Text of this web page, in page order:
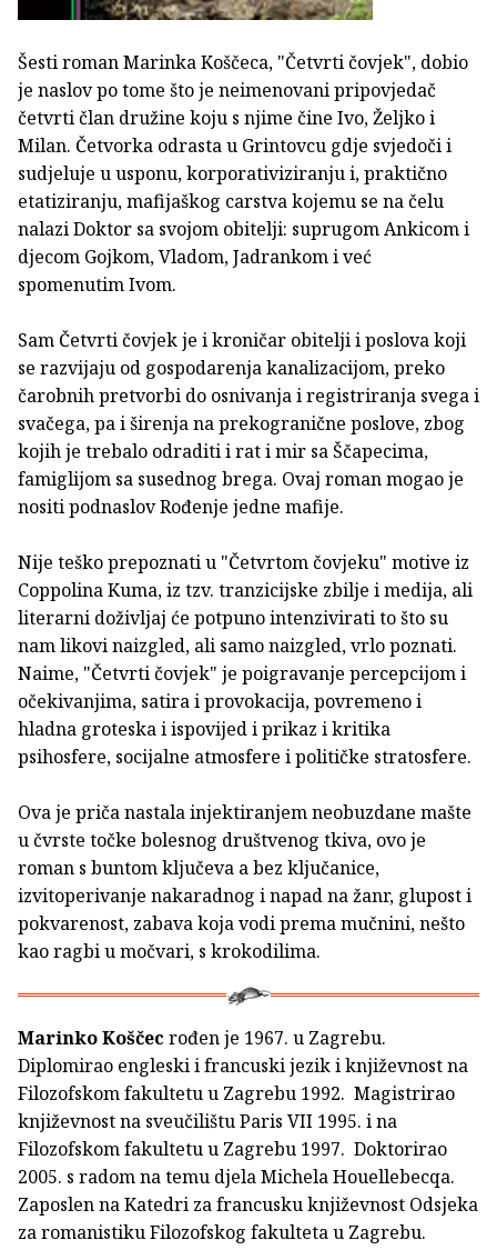
Šesti roman Marinka Koščeca, "Četvrti čovjek", dobio
je naslov po tome što je neimenovani pripovjedač
četvrti član družine koju s njime čine Ivo, Željko i
Milan. Četvorka odrasta u Grintovcu gdje svjedoči i
sudjeluje u usponu, korporativiziranju i, praktično
etatiziranju, mafijaškog carstva kojemu se na čelu
nalazi Doktor sa svojom obitelji: suprugom Ankicom i
djecom Gojkom, Vladom, Jadrankom i već
spomenutim Ivom.
Sam Četvrti čovjek je i kroničar obitelji i poslova koji
se razvijaju od gospodarenja kanalizacijom, preko
čarobnih pretvorbi do osnivanja i registriranja svega i
svačega, pa i širenja na prekogranične poslove, zbog
kojih je trebalo odraditi i rat i mir sa Ščapecima,
famiglijom sa susednog brega. Ovaj roman mogao je
nositi podnaslov Rođenje jedne mafije.
Nije teško prepoznati u "Četvrtom čovjeku" motive iz
Coppolina Kuma, iz tzv. tranzicijske zbilje i medija, ali
literarni doživljaj će potpuno intenzivirati to što su
nam likovi naizgled, ali samo naizgled, vrlo poznati.
Naime, "Četvrti čovjek" je poigravanje percepcijom i
očekivanjima, satira i provokacija, povremeno i
hladna groteska i ispovijed i prikaz i kritika
psihosfere, socijalne atmosfere i političke stratosfere.
Ova je priča nastala injektiranjem neobuzdane mašte
u čvrste točke bolesnog društvenog tkiva, ovo je
roman s buntom ključeva a bez ključanice,
izvitoperivanje nakaradnog i napad na žanr, glupost i
pokvarenost, zabava koja vodi prema mučnini, nešto
kao ragbi u močvari, s krokodilima.
Marinko Koščec rođen je 1967. u Zagrebu.
Diplomirao engleski i francuski jezik i književnost na
Filozofskom fakultetu u Zagrebu 1992. Magistrirao
književnost na sveučilištu Paris VII 1995. i na
Filozofskom fakultetu u Zagrebu 1997. Doktorirao
2005. s radom na temu djela Michela Houellebecqa.
Zaposlen na Katedri za francusku književnost Odsjeka
za romanistiku Filozofskog fakulteta u Zagrebu.